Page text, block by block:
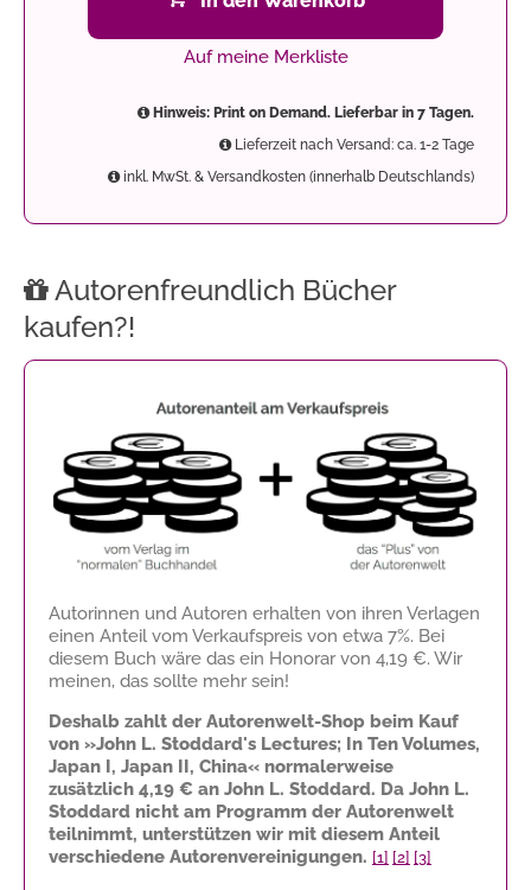
Auf meine Merkliste
Hinweis: Print on Demand. Lieferbar in 7 Tagen.
Lieferzeit nach Versand: ca. 1-2 Tage
inkl. MwSt. & Versandkosten (innerhalb Deutschlands)
Autorenfreundlich Bücher
kaufen?!
Autorinnen und Autoren erhalten von ihren Verlagen
einen Anteil vom Verkaufspreis von etwa 7%. Bei
diesem Buch wäre das ein Honorar von 4,19 €. Wir
meinen, das sollte mehr sein!
Deshalb zahlt der Autorenwelt-Shop beim Kauf
von »John L. Stoddard's Lectures; In Ten Volumes,
Japan I, Japan II, China« normalerweise
zusätzlich 4,19 € an John L. Stoddard. Da John L.
Stoddard nicht am Programm der Autorenwelt
teilnimmt, unterstützen wir mit diesem Anteil
verschiedene Autorenvereinigungen. [1] [2] [3]